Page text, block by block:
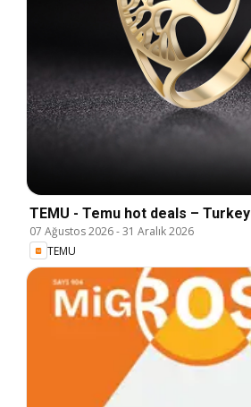
TEMU - Temu hot deals – Turkey
07 Ağustos 2026-31 Aralık 2026
TEMU